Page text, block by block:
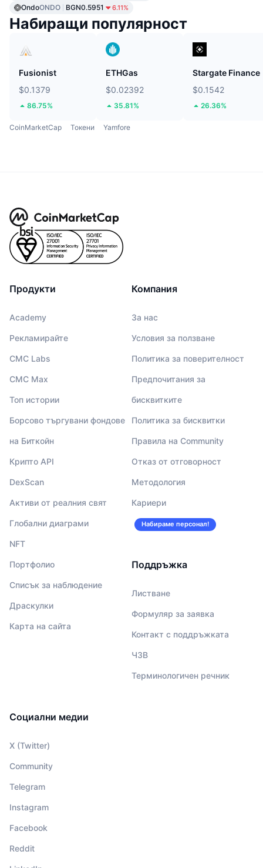
OndoONDO BGN0.5951 6.11%
Набиращи популярност
Fusionist
$0.1379
86.75%
ETHGas
$0.02392
35.81%
Stargate Finance
$0.1542
26.36%
CoinMarketCap Токени Yamfore
Продукти
Academy
Рекламирайте
CMC Labs
CMC Max
Топ истории
Борсово търгувани фондове
на Биткойн
Крипто API
DexScan
Активи от реалния свят
Глобални диаграми
NFT
Портфолио
Списък за наблюдение
Драскулки
Карта на сайта
Компания
За нас
Условия за ползване
Политика за поверителност
Предпочитания за
бисквитките
Политика за бисквитки
Правила на Community
Отказ от отговорност
Методология
Кариери
Набираме персонал!
Поддръжка
Листване
Формуляр за заявка
Контакт с поддръжката
ЧЗВ
Терминологичен речник
Социални медии
X (Twitter)
Community
Telegram
Instagram
Facebook
Reddit